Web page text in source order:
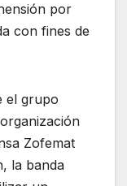
por
con fines de
el grupo
Zofemat
la banda